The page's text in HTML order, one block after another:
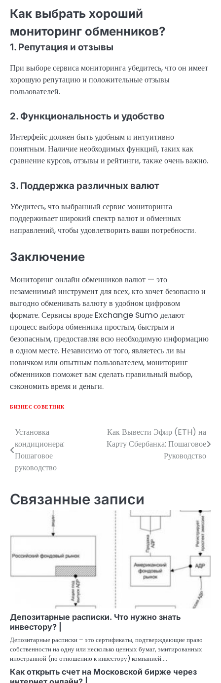
Как выбрать хороший
мониторинг обменников?
1. Репутация и отзывы
При выборе сервиса мониторинга убедитесь, что он имеет
хорошую репутацию и положительные отзывы
пользователей.
2. Функциональность и удобство
Интерфейс должен быть удобным и интуитивно
понятным. Наличие необходимых функций, таких как
сравнение курсов, отзывы и рейтинги, также очень важно.
3. Поддержка различных валют
Убедитесь, что выбранный сервис мониторинга
поддерживает широкий спектр валют и обменных
направлений, чтобы удовлетворить ваши потребности.
Заключение
Мониторинг онлайн обменников валют — это
незаменимый инструмент для всех, кто хочет безопасно и
выгодно обменивать валюту в удобном цифровом
формате. Сервисы вроде Exchange Sumo делают
процесс выбора обменника простым, быстрым и
безопасным, предоставляя всю необходимую информацию
в одном месте. Независимо от того, являетесь ли вы
новичком или опытным пользователем, мониторинг
обменников поможет вам сделать правильный выбор,
сэкономить время и деньги.
БИЗНЕС СОВЕТНИК
Навигация
по
записям
Установка
кондиционера:
Пошаговое
руководство
Как Вывести Эфир (ETH) на
Карту Сбербанка: Пошаговое
Руководство
Связанные записи
Депозитарные расписки. Что нужно знать
инвестору? |
Депозитарные расписки – это сертификаты, подтверждающие право
собственности на одну или несколько ценных бумаг, эмитированных
иностранной (по отношению к инвестору) компанией.…
Как открыть счет на Московской бирже через